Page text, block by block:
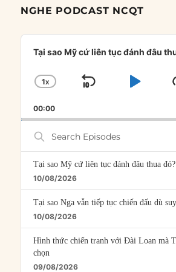
NGHE PODCAST NCQT
Audio
Player
Tại sao Mỹ cứ liên tục đánh đâu
CHANGE
RATE
1X
SKIP
00:00
Search
Episodes
Tại sao Mỹ cứ liên tục đánh đâu thua đó?
10/08/2026
Tại sao Nga vẫn tiếp tục chiến đấu dù
10/08/2026
Hình thức chiến tranh với Đài Loan mà
chọn
09/08/2026